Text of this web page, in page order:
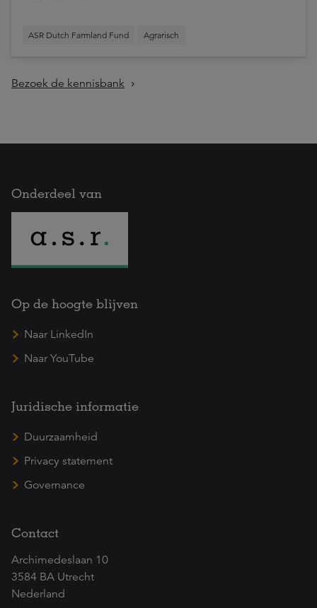
ASR Dutch Farmland Fund Agrarisch
Bezoek de kennisbank
Onderdeel van
Op de hoogte blijven
Naar LinkedIn
Naar YouTube
Juridische informatie
Duurzaamheid
Privacy statement
Governance
Contact
Archimedeslaan 10
3584 BA Utrecht
Nederland